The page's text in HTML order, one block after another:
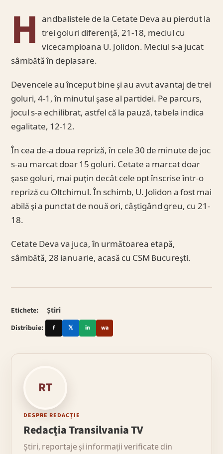
H andbalistele de la Cetate Deva au pierdut la
trei goluri diferenţă, 21-18, meciul cu
vicecampioana U. Jolidon. Meciul s-a jucat
sâmbătă în deplasare.
Devencele au început bine şi au avut avantaj de trei
goluri, 4-1, în minutul şase al partidei. Pe parcurs,
jocul s-a echilibrat, astfel că la pauză, tabela indica
egalitate, 12-12.
În cea de-a doua repriză, în cele 30 de minute de joc
s-au marcat doar 15 goluri. Cetate a marcat doar
şase goluri, mai puţin decât cele opt înscrise într-o
repriză cu Oltchimul. În schimb, U. Jolidon a fost mai
abilă şi a punctat de nouă ori, câştigând greu, cu 21-
18.
Cetate Deva va juca, în următoarea etapă,
sâmbătă, 28 ianuarie, acasă cu CSM Bucureşti.
Etichete:
Știri
Distribuie:
f 𝕏 in wa
RT
DESPRE REDACȚIE
Redacția Transilvania TV
Știri, reportaje și informații verificate din